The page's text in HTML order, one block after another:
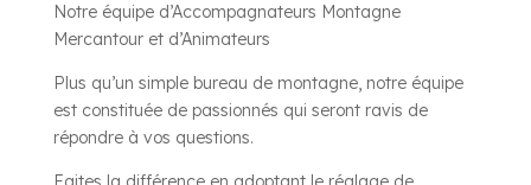
Notre équipe d’Accompagnateurs Montagne
Mercantour et d’Animateurs
Plus qu’un simple bureau de montagne, notre équipe
est constituée de passionnés qui seront ravis de
répondre à vos questions.